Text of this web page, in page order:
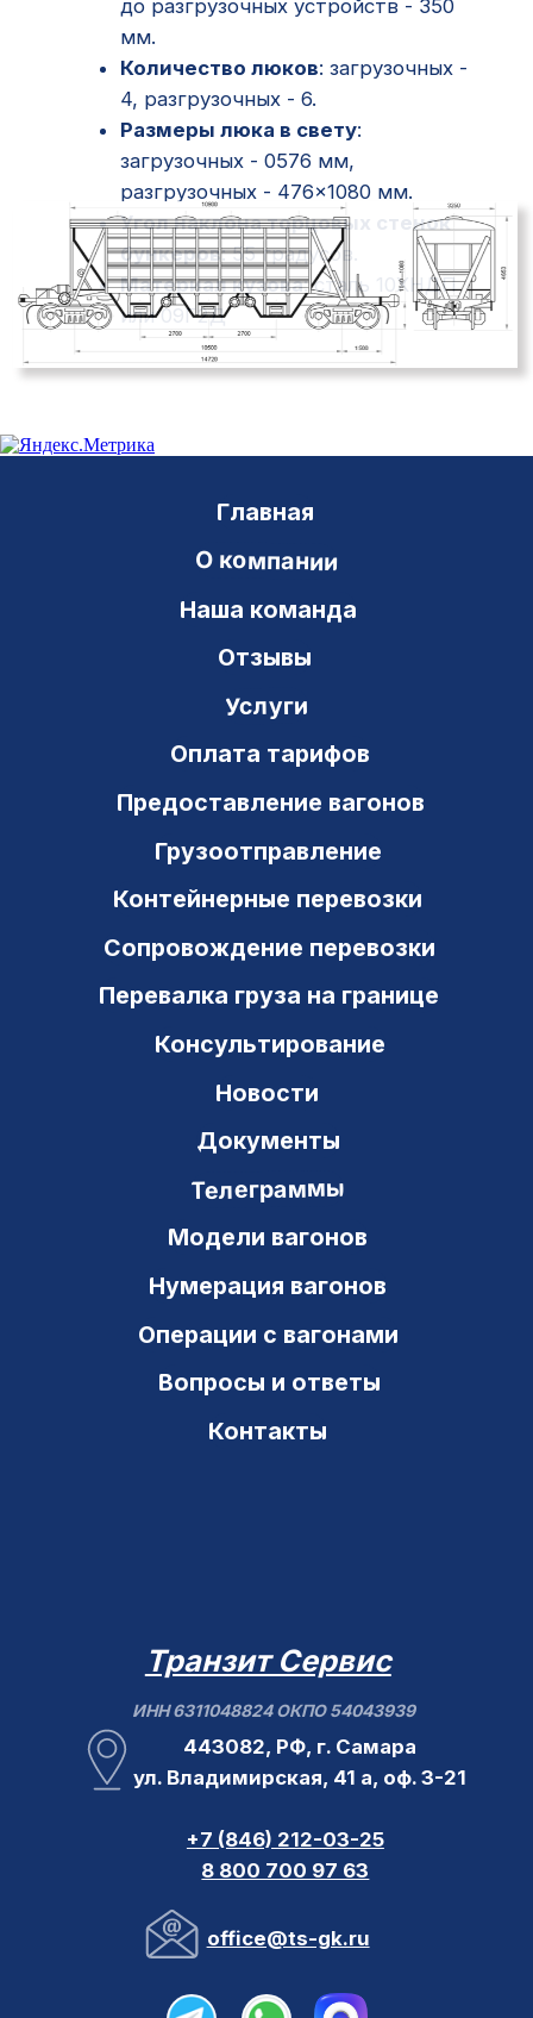
443082, РФ, г. Самара
office@ts-gk.ru
8 800 700 97 63
© Транзит Сервис 2000–2026
Транзит Сервис
Новостной канал в МАХ
Новостной канал в Telegram
Карта сайта
Перевалка груза на границе
Сопровождение перевозки
Контейнерные перевозки
Модели вагонов
Телеграммы
Новости
Операции с вагонами
Вопросы и ответы
Грузоотправление
Предоставление вагонов
Оплата тарифов
Услуги
Отзывы
Наша команда
О компании